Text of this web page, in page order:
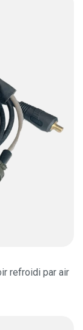
refroidi par air